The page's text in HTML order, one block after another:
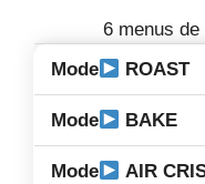
6 menus
ROAST
BAKE
AIR